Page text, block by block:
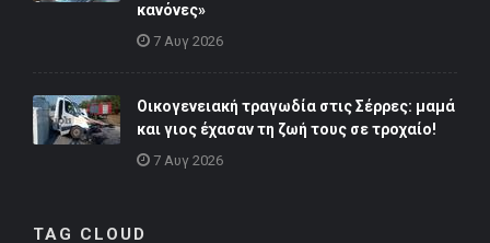
κανόνες»
7 Αυγ 2026
Οικογενειακή τραγωδία στις Σέρρες: μαμά
και γιος έχασαν τη ζωή τους σε τροχαίο!
7 Αυγ 2026
TAG CLOUD